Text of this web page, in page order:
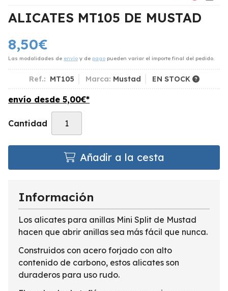
ALICATES MT105 DE MUSTAD
8,50€
Las modalidades de envío y de pago pueden variar el importe final del pedido.
Ref.: MT105 Marca: Mustad EN STOCK
envío desde 5,00€*
Cantidad
Añadir a la cesta
Información
Los alicates para anillas Mini Split de Mustad
hacen que abrir anillas sea más fácil que nunca.
Construidos con acero forjado con alto
contenido de carbono, estos alicates son
duraderos para uso rudo.